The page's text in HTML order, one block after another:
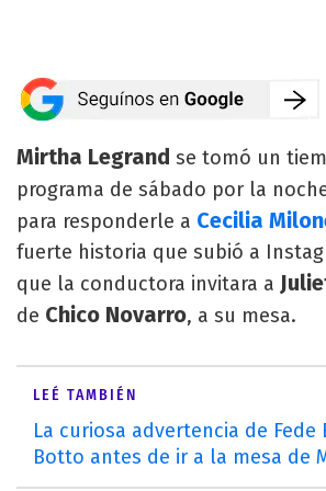
Mirtha Legrand se tomó un
programa de sábado por la
para responderle a Cecilia
fuerte historia que subió a
que la conductora invitara a
de Chico Novarro, a su mesa.
LEÉ TAMBIÉN
La curiosa advertencia de Fede
Botto antes de ir a la mesa de